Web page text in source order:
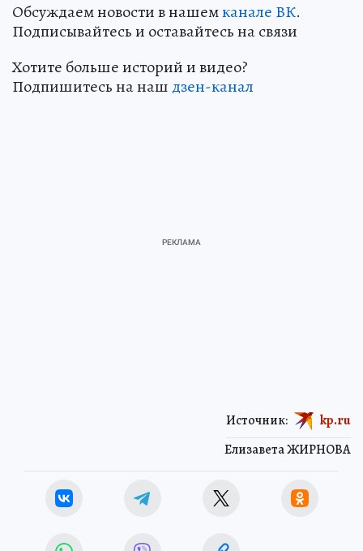
Обсуждаем новости в нашемканале ВК.
Подписывайтесь и оставайтесь на связи
Хотите больше историй и видео?
Подпишитесь на наш дзен-канал
Елизавета ЖИРНОВА
Источник: kp.ru